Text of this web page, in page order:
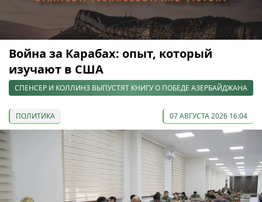
Война за Карабах: опыт, который
изучают в США
СПЕНСЕР И КОЛЛИНЗ ВЫПУСТЯТ КНИГУ О ПОБЕДЕ АЗЕРБАЙДЖАНА
ПОЛИТИКА 07 АВГУСТА 2026 16:04